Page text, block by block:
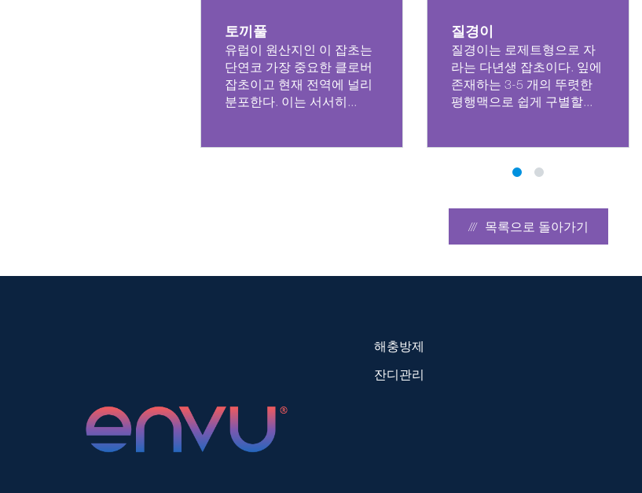
토끼풀
유럽이 원산지인 이 잡초는
단연코 가장 중요한 클로버
잡초이고 현재 전역에 널리
분포한다. 이는 서서히...
질경이
질경이는 로제트형으로 자
라는 다년생 잡초이다. 잎에
존재하는 3-5 개의 뚜렷한
평행맥으로 쉽게 구별할...
목록으로 돌아가기
해충방제
잔디관리